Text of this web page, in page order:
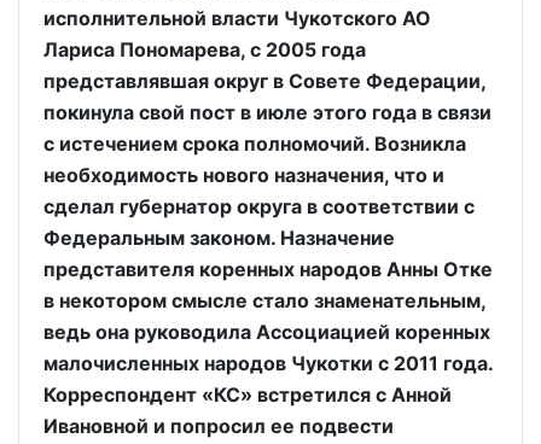
исполнительной власти Чукотского АО
Лариса Пономарева, с 2005 года
представлявшая округ в Совете Федерации,
покинула свой пост в июле этого года в связи
с истечением срока полномочий. Возникла
необходимость нового назначения, что и
сделал губернатор округа в соответствии с
Федеральным законом. Назначение
представителя коренных народов Анны Отке
в некотором смысле стало знаменательным,
ведь она руководила Ассоциацией коренных
малочисленных народов Чукотки с 2011 года.
Корреспондент «КС» встретился с Анной
Ивановной и попросил ее подвести